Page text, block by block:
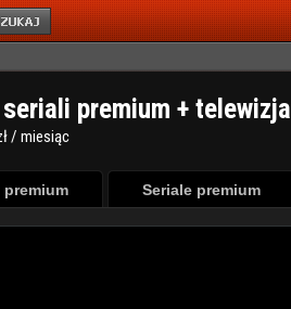
premium + telewizja
/ miesiąc
premium Seriale premium